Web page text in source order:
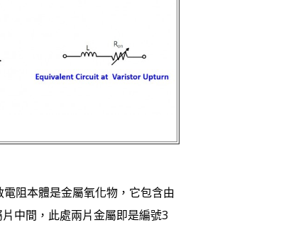
阻本體是金屬氧化物，它包含由
中間，此處兩片金屬即是編號3